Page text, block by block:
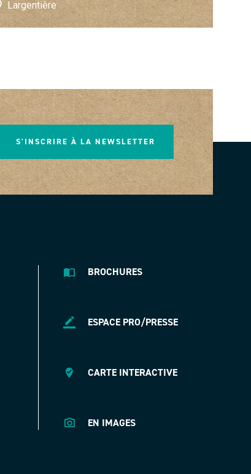
Largentière
S'INSCRIRE À LA NEWSLETTER
BROCHURES
ESPACE PRO/PRESSE
CARTE INTERACTIVE
EN IMAGES